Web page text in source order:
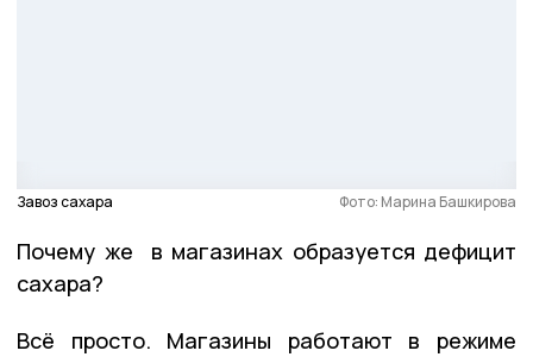
Завоз сахара Фото: Марина Башкирова
Почему же в магазинах образуется дефицит
сахара?
Всё просто. Магазины работают в режиме